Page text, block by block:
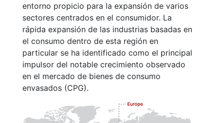
entorno propicio para la expansión de varios
sectores centrados en el consumidor. La
rápida expansión de las industrias basadas en
el consumo dentro de esta región en
particular se ha identificado como el principal
impulsor del notable crecimiento observado
en el mercado de bienes de consumo
envasados (CPG).